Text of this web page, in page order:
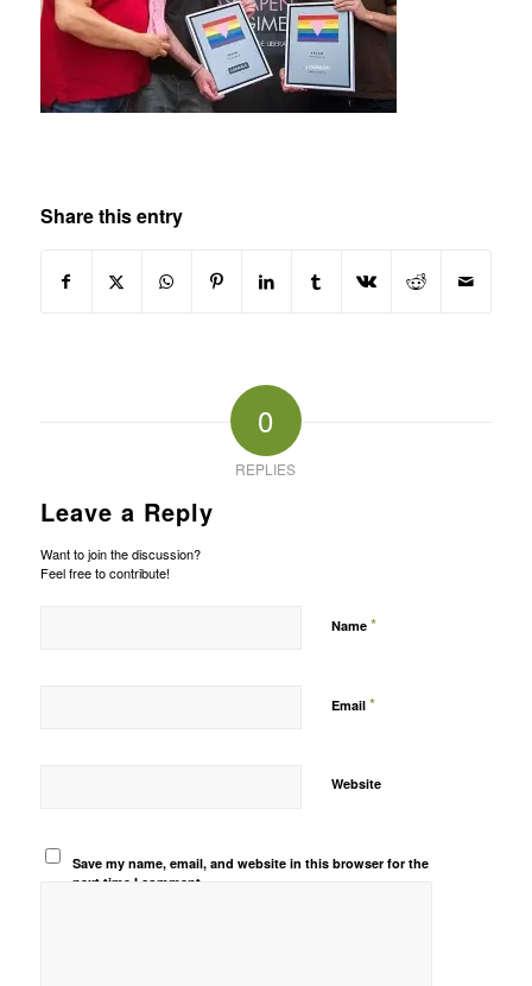
Share this entry
0
REPLIES
Leave a Reply
Want to join the discussion?
Feel free to contribute!
Name *
Email *
Website
Save my name, email, and website in this browser for the
next time I comment.